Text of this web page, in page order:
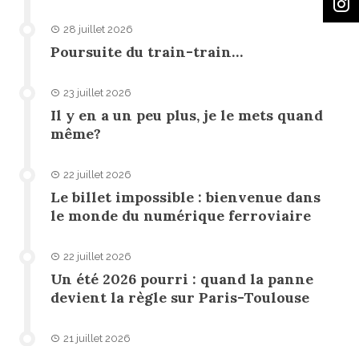
28 juillet 2026
Poursuite du train-train…
23 juillet 2026
Il y en a un peu plus, je le mets quand
même?
22 juillet 2026
Le billet impossible : bienvenue dans
le monde du numérique ferroviaire
22 juillet 2026
Un été 2026 pourri : quand la panne
devient la règle sur Paris-Toulouse
21 juillet 2026